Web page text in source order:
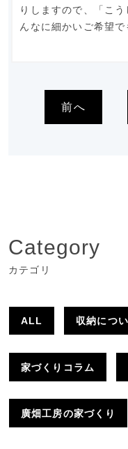
りしますので、「こ
んなに細かいご希望
前へ
Category
カテゴリ
ALL 収納につ
家づくりコラム
廣畑工房の家づくり